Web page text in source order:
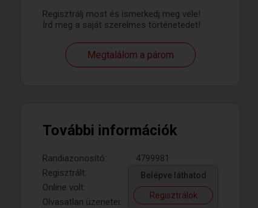
Regisztrálj most és ismerkedj meg vele!
Írd meg a saját szerelmes történetedet!
Megtalálom a párom
További információk
Randiazonosító:
4799981
Regisztrált:
Online volt:
Olvasatlan üzenetei:
Belépve láthatod
Regisztrálok